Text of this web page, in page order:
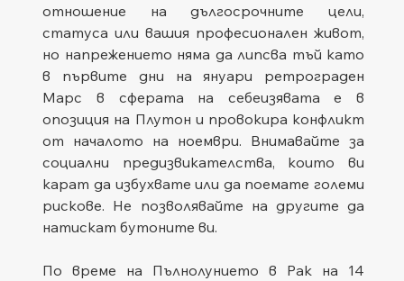
отношение на дългосрочните цели,
статуса или вашия професионален живот,
но напрежението няма да липсва тъй като
в първите дни на януари ретрограден
Марс в сферата на себеизявата е в
опозиция на Плутон и провокира конфликт
от началото на ноември. Внимавайте за
социални предизвикателства, които ви
карат да избухвате или да поемате големи
рискове. Не позволявайте на другите да
натискат бутоните ви.
По време на Пълнолунието в Рак на 14